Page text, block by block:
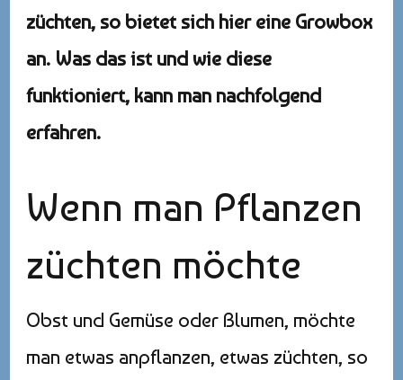
züchten, so bietet sich hier eine Growbox
an. Was das ist und wie diese
funktioniert, kann man nachfolgend
erfahren.
Wenn man Pflanzen
züchten möchte
Obst und Gemüse oder Blumen, möchte
man etwas anpflanzen, etwas züchten, so